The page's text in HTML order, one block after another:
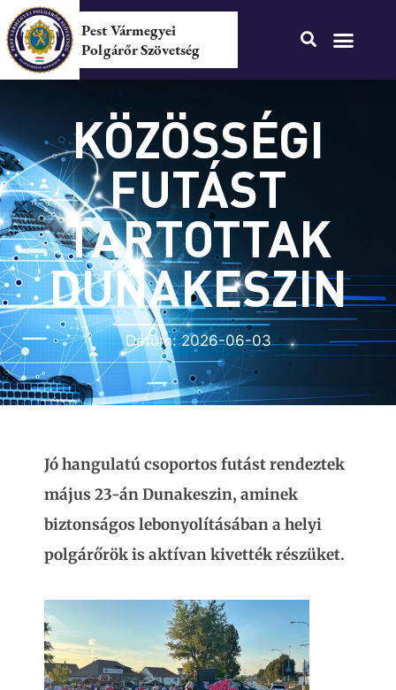
Pest Vármegyei
Polgárőr Szövetség
KÖZÖSSÉGI
FUTÁST
TARTOTTAK
DUNAKESZIN
Dátum:2026-06-03
Jó hangulatú csoportos futást rendeztek
május 23-án Dunakeszin, aminek
biztonságos lebonyolításában a helyi
polgárőrök is aktívan kivették részüket.